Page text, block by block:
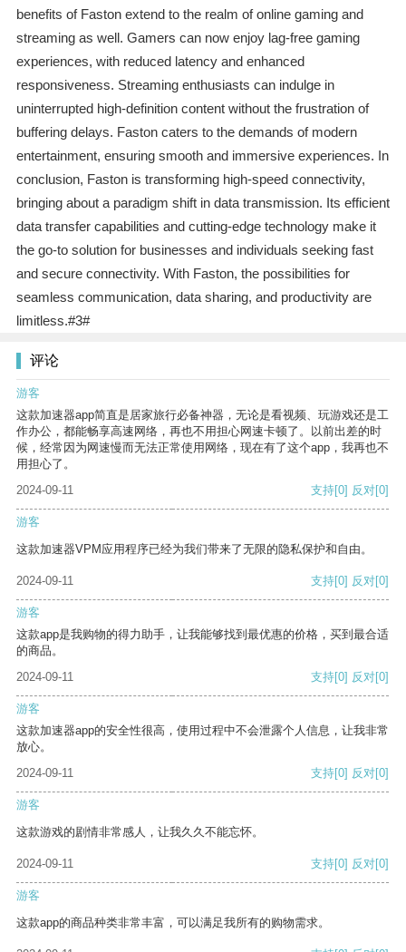
benefits of Faston extend to the realm of online gaming and
streaming as well. Gamers can now enjoy lag-free gaming
experiences, with reduced latency and enhanced
responsiveness. Streaming enthusiasts can indulge in
uninterrupted high-definition content without the frustration of
buffering delays. Faston caters to the demands of modern
entertainment, ensuring smooth and immersive experiences. In
conclusion, Faston is transforming high-speed connectivity,
bringing about a paradigm shift in data transmission. Its efficient
data transfer capabilities and cutting-edge technology make it
the go-to solution for businesses and individuals seeking fast
and secure connectivity. With Faston, the possibilities for
seamless communication, data sharing, and productivity are
limitless.#3#
评论
游客
这款加速器app简直是居家旅行必备神器，无论是看视频、玩游戏还是工
作办公，都能畅享高速网络，再也不用担心网速卡顿了。以前出差的时
候，经常因为网速慢而无法正常使用网络，现在有了这个app，我再也不
用担心了。
2024-09-11
支持[0] 反对[0]
游客
这款加速器VPM应用程序已经为我们带来了无限的隐私保护和自由。
2024-09-11 支持[0] 反对[0]
游客
这款app是我购物的得力助手，让我能够找到最优惠的价格，买到最合适
的商品。
2024-09-11
支持[0] 反对[0]
游客
这款加速器app的安全性很高，使用过程中不会泄露个人信息，让我非常
放心。
2024-09-11
支持[0] 反对[0]
游客
这款游戏的剧情非常感人，让我久久不能忘怀。
2024-09-11 支持[0] 反对[0]
游客
这款app的商品种类非常丰富，可以满足我所有的购物需求。